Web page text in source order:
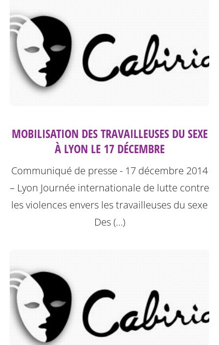
MOBILISATION DES TRAVAILLEUSES DU SEXE
À LYON LE 17 DÉCEMBRE
Communiqué de presse - 17 décembre 2014
– Lyon Journée internationale de lutte contre
les violences envers les travailleuses du sexe
Des (…)